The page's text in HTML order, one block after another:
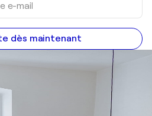
dès maintenant